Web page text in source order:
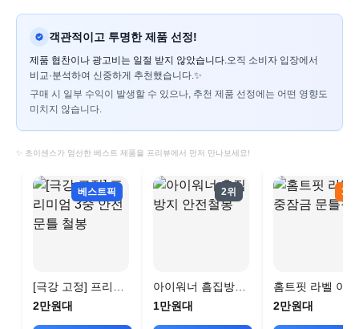
객관적이고 투명한 제품 선정!
제품 협찬이나 광고비는 일절 받지 않았습니다.오직 소비자 입장에서
비교·분석하여 신중하게 추천했습니다.✨
구매 시 일부 수익이 발생할 수 있으나, 추천 제품 선정에는 어떤 영향도
미치지 않습니다.
✨ 초이센스가 엄선한 베스트 제품을 프리뷰에서 먼저 만나보세요!
베스트픽
[극강 고정] 프리미
엄 3중 안전 문틀 철
2만원대
2위
아이워너 흠집방지
안전철봉
1만원대
3위
홈트핏 라벨 이
금 문틀철봉
2만원대